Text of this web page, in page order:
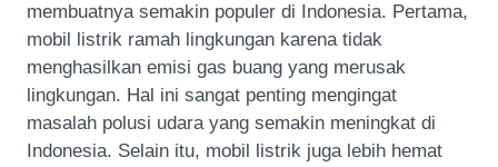
membuatnya semakin populer di Indonesia. Pertama,
mobil listrik ramah lingkungan karena tidak
menghasilkan emisi gas buang yang merusak
lingkungan. Hal ini sangat penting mengingat
masalah polusi udara yang semakin meningkat di
Indonesia. Selain itu, mobil listrik juga lebih hemat